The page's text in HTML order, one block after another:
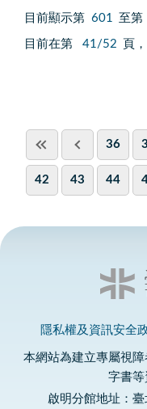
目前顯示第 601 至第
目前在第 41/52 頁
36
42 43 44
隱私權及資訊安全
本網站為建立專屬視
字書等
啟明分館地址：